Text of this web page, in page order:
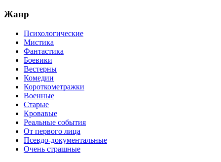
Жанр
Психологические
Мистика
Фантастика
Боевики
Вестерны
Комедии
Короткометражки
Военные
Старые
Кровавые
Реальные события
От первого лица
Псевдо-документальные
Очень страшные